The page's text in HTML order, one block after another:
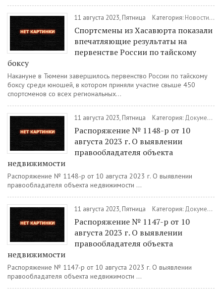
11 августа 2023, Пятница Категория: Новости/
Спортсмены из Хасавюрта показали
впечатляющие результаты на
первенстве России по тайскому
боксу
Накануне в Тюмени завершилось первенство России по тайскому
боксу среди юношей, в котором приняли участие свыше 450
спортсменов со всех региональных...
11 августа 2023, Пятница Категория: Документы
Распоряжение № 1148-р от 10
августа 2023 г. О выявлении
правообладателя объекта
недвижимости
Распоряжение № 1148-р от 10 августа 2023 г. О выявлении
правообладателя объекта недвижимости ...
11 августа 2023, Пятница Категория: Документы
Распоряжение № 1147-р от 10
августа 2023 г. О выявлении
правообладателя объекта
недвижимости
Распоряжение № 1147-р от 10 августа 2023 г. О выявлении
правообладателя объекта недвижимости ...